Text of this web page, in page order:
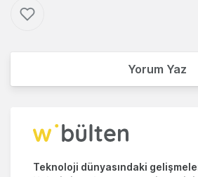
Yorum Yaz
Teknoloji dünyasındaki